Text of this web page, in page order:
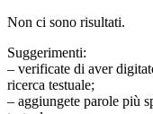
Non ci sono risultati.
Suggerimenti:
– verificate di aver
ricerca testuale;
– aggiungete parole più